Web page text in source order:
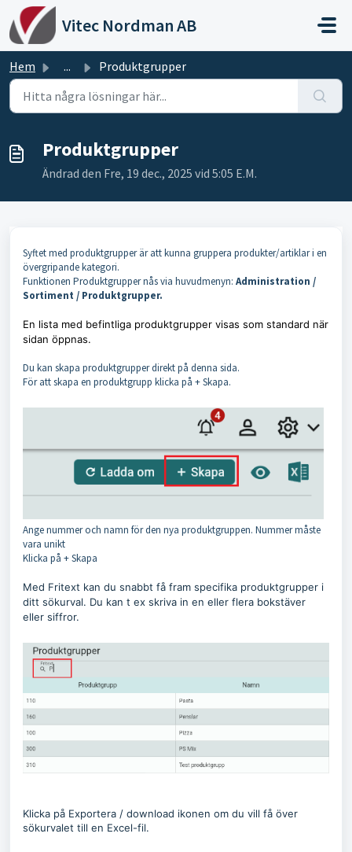
Hoppa över till huvudinnehåll
Vitec Nordman AB
Hem ... Produktgrupper
Produktgrupper
Ändrad den Fre, 19 dec., 2025 vid 5:05 E.M.
Syftet med produktgrupper är att kunna gruppera produkter/artiklar i en
övergripande kategori.
Funktionen Produktgrupper nås via huvudmenyn: Administration /
Sortiment / Produktgrupper.
En lista med befintliga produktgrupper visas som standard när
sidan öppnas.
Du kan skapa produktgrupper direkt på denna sida.
För att skapa en produktgrupp klicka på + Skapa.
Ange nummer och namn för den nya produktgruppen. Nummer måste
vara unikt
Klicka på + Skapa
Med Fritext kan du snabbt få fram specifika produktgrupper i
ditt sökurval. Du kan t ex skriva in en eller flera bokstäver
eller siffror.
Klicka på Exportera / download ikonen om du vill få över
sökurvalet till en Excel-fil.